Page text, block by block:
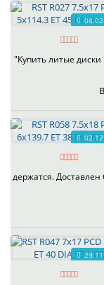
"Купить литые
держатся.